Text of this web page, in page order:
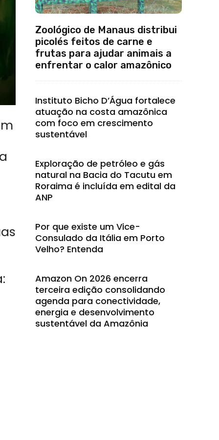
Zoológico de Manaus distribui
picolés feitos de carne e
frutas para ajudar animais a
enfrentar o calor amazônico
Instituto Bicho D’Água fortalece
atuação na costa amazônica
com foco em crescimento
sustentável
Exploração de petróleo e gás
natural na Bacia do Tacutu em
Roraima é incluída em edital da
ANP
Por que existe um Vice-
Consulado da Itália em Porto
Velho? Entenda
Amazon On 2026 encerra
terceira edição consolidando
agenda para conectividade,
energia e desenvolvimento
sustentável da Amazônia